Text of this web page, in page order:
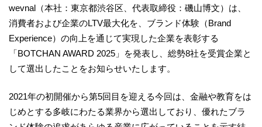
wevnal（本社：東京都渋谷区、代表取締役：磯山博文）は、
消費者および企業のLTV最大化を、ブランド体験（Brand
Experience）の向上を通じて実現した企業を表彰する
「BOTCHAN AWARD 2025」を発表し、総勢8社を受賞企業と
して選出したことをお知らせいたします。
2021年の初開催から第5回目を迎える今回は、金融や教育をは
じめとする多岐にわたる業界から選出しており、優れたブラ